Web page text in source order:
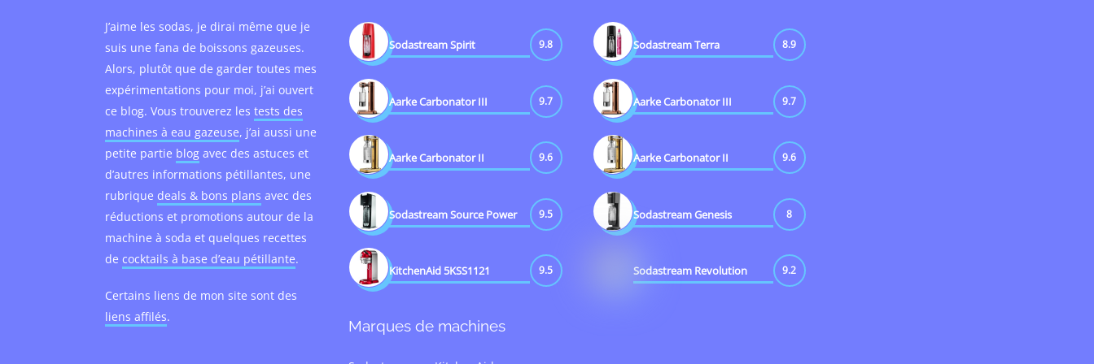
Top
J’aime les sodas, je dirai même que je
suis une fana de boissons gazeuses.
Alors, plutôt que de garder toutes mes
expérimentations pour moi, j’ai ouvert
ce blog. Vous trouverez lestests des
machines à eau gazeuse, j’ai aussi une
petite partie blog avec des astuces et
d’autres informations pétillantes, une
rubrique deals & bons plans avec des
réductions et promotions autour de la
machine à soda et quelques recettes
decocktails à base d’eau pétillante.
Certains liens de mon site sont des
liens affilés.
Sodastream Spirit 9.8
Aarke Carbonator III 9.7
Aarke Carbonator II 9.6
Sodastream Source Power 9.5
KitchenAid 5KSS1121 9.5
Sodastream Terra 8.9
Aarke Carbonator III 9.7
Aarke Carbonator II 9.6
Sodastream Genesis 8
Sodastream Revolution 9.2
Marques de machines